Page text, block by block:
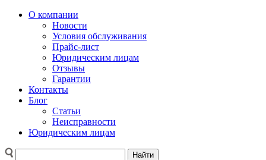
О компании
Новости
Условия обслуживания
Прайс-лист
Юридическим лицам
Отзывы
Гарантии
Контакты
Блог
Статьи
Неисправности
Юридическим лицам
Найти